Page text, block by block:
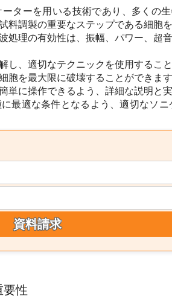
ターを用いる技術であり、多くの
料調製の重要なステップである細胞
処理の有効性は、振幅、パワー、超
し、適切なテクニックを使用するこ
を最大限に破壊することができます
単に操作できるよう、詳細な説明と
最適な条件となるよう、適切なソ
資料請求
性